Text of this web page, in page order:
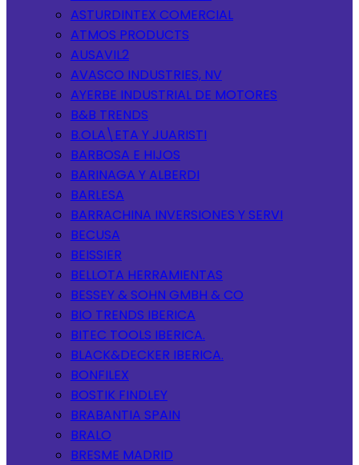
ASTURDINTEX COMERCIAL
ATMOS PRODUCTS
AUSAVIL2
AVASCO INDUSTRIES, NV
AYERBE INDUSTRIAL DE MOTORES
B&B TRENDS
B.OLA\ETA Y JUARISTI
BARBOSA E HIJOS
BARINAGA Y ALBERDI
BARLESA
BARRACHINA INVERSIONES Y SERVI
BECUSA
BEISSIER
BELLOTA HERRAMIENTAS
BESSEY & SOHN GMBH & CO
BIO TRENDS IBERICA
BITEC TOOLS IBERICA.
BLACK&DECKER IBERICA.
BONFILEX
BOSTIK FINDLEY
BRABANTIA SPAIN
BRALO
BRESME MADRID